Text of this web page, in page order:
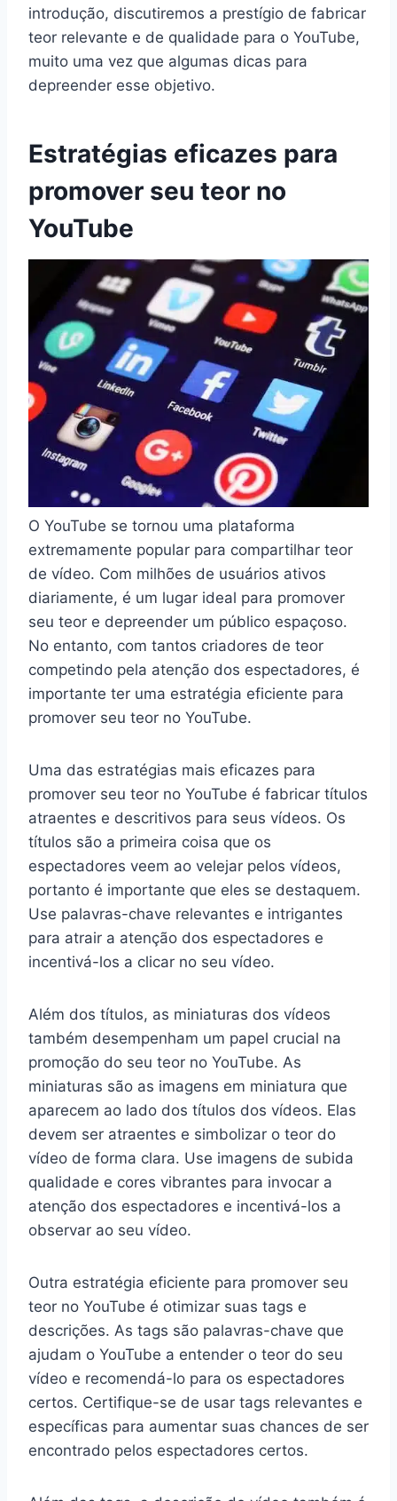
introdução, discutiremos a prestígio de fabricar
teor relevante e de qualidade para o YouTube,
muito uma vez que algumas dicas para
depreender esse objetivo.
Estratégias eficazes para
promover seu teor no
YouTube
O YouTube se tornou uma plataforma
extremamente popular para compartilhar teor
de vídeo. Com milhões de usuários ativos
diariamente, é um lugar ideal para promover
seu teor e depreender um público espaçoso.
No entanto, com tantos criadores de teor
competindo pela atenção dos espectadores, é
importante ter uma estratégia eficiente para
promover seu teor no YouTube.
Uma das estratégias mais eficazes para
promover seu teor no YouTube é fabricar títulos
atraentes e descritivos para seus vídeos. Os
títulos são a primeira coisa que os
espectadores veem ao velejar pelos vídeos,
portanto é importante que eles se destaquem.
Use palavras-chave relevantes e intrigantes
para atrair a atenção dos espectadores e
incentivá-los a clicar no seu vídeo.
Além dos títulos, as miniaturas dos vídeos
também desempenham um papel crucial na
promoção do seu teor no YouTube. As
miniaturas são as imagens em miniatura que
aparecem ao lado dos títulos dos vídeos. Elas
devem ser atraentes e simbolizar o teor do
vídeo de forma clara. Use imagens de subida
qualidade e cores vibrantes para invocar a
atenção dos espectadores e incentivá-los a
observar ao seu vídeo.
Outra estratégia eficiente para promover seu
teor no YouTube é otimizar suas tags e
descrições. As tags são palavras-chave que
ajudam o YouTube a entender o teor do seu
vídeo e recomendá-lo para os espectadores
certos. Certifique-se de usar tags relevantes e
específicas para aumentar suas chances de ser
encontrado pelos espectadores certos.